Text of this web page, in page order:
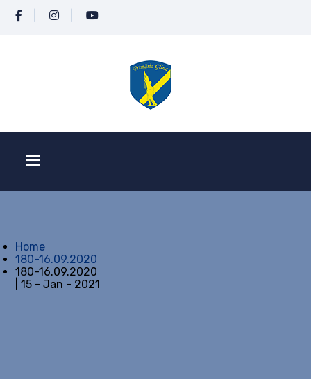
Home
180-16.09.2020
180-16.09.2020
| 15 - Jan - 2021